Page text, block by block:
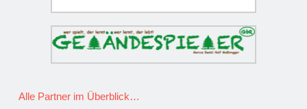
Alle Partner im Überblick…